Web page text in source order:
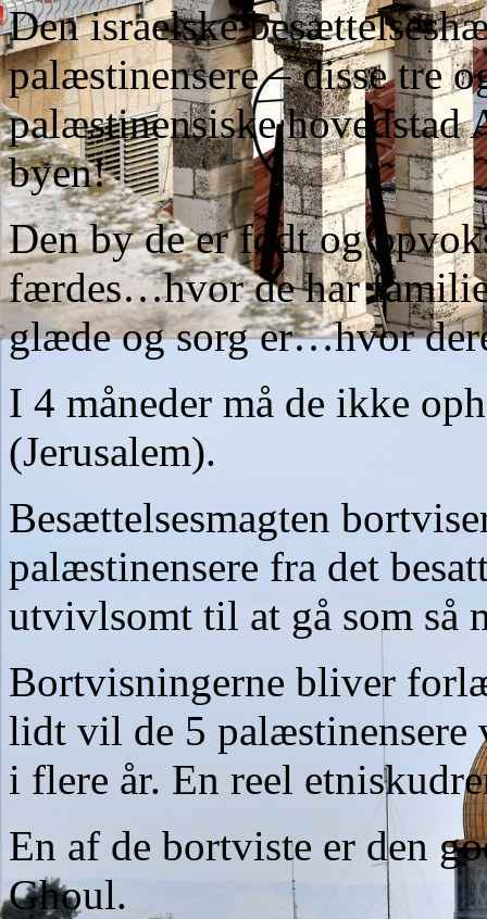
Den israelske
palæstinensere – disse tre
palæstinensiske
byen!
Den by de er født og
færdes…hvor de har
glæde og sorg er…hvor
I 4 måneder må de ikke
(Jerusalem).
Besættelsesmagten
palæstinensere fra det
utvivlsomt til at gå som så
Bortvisningerne bliver
lidt vil de 5 palæstinensere
i flere år. En reel
En af de bortviste er den
Ghoul.